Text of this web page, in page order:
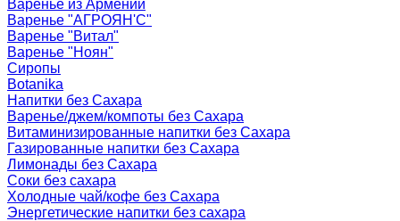
Варенье из Армении
Варенье "АГРОЯН'С"
Варенье "Витал"
Варенье "Ноян"
Сиропы
Botanika
Напитки без Сахара
Варенье/джем/компоты без Сахара
Витаминизированные напитки без Сахара
Газированные напитки без Сахара
Лимонады без Сахара
Соки без сахара
Холодные чай/кофе без Сахара
Энергетические напитки без сахара